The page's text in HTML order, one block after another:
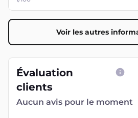
Voir les autres
Évaluation
clients
Aucun avis pour le moment